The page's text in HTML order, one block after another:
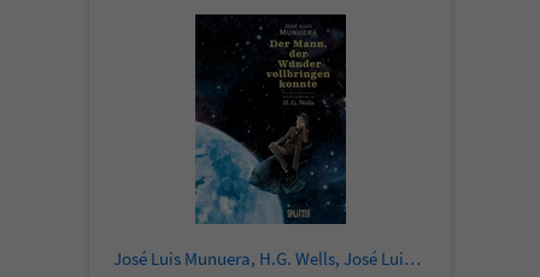
José Luis Munuera, H.G. Wells, José Luis Munuera